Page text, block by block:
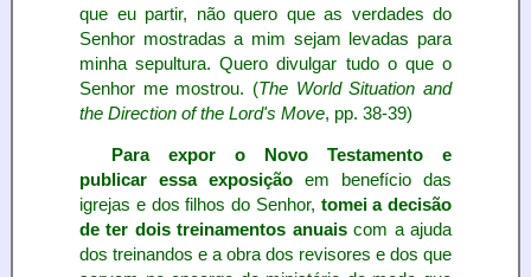
que eu partir, não quero que as verdades do
Senhor mostradas a mim sejam levadas para
minha sepultura. Quero divulgar tudo o que o
Senhor me mostrou. (The World Situation and
the Direction of the Lord's Move, pp. 38-39)
Para expor o Novo Testamento e
publicar essa exposição em benefício das
igrejas e dos filhos do Senhor, tomei a decisão
de ter dois treinamentos anuaiscom a ajuda
dos treinandos e a obra dos revisores e dos que